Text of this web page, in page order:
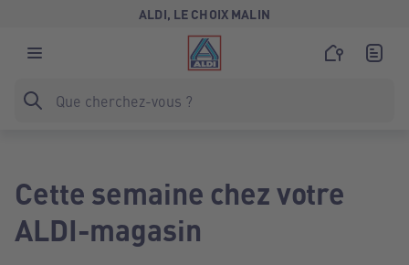
ALDI, LE CHOIX MALIN
Cette semaine chez votre
ALDI-magasin